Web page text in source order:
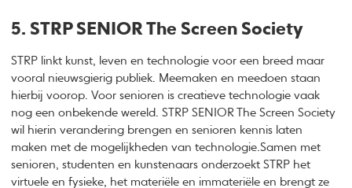
5. STRP SENIOR The Screen Society
STRP linkt kunst, leven en technologie voor een breed maar
vooral nieuwsgierig publiek. Meemaken en meedoen staan
hierbij voorop. Voor senioren is creatieve technologie vaak
nog een onbekende wereld. STRP SENIOR The Screen Society
wil hierin verandering brengen en senioren kennis laten
maken met de mogelijkheden van technologie.Samen met
senioren, studenten en kunstenaars onderzoekt STRP het
virtuele en fysieke, het materiële en immateriële en brengt ze